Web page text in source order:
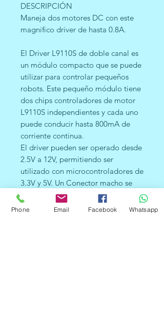
DESCRIPCIÓN
Maneja dos motores DC con este
magnifico driver de hasta 0.8A.
El Driver L9110S de doble canal es
un módulo compacto que se puede
utilizar para controlar pequeños
robots. Este pequeño módulo tiene
dos chips controladores de motor
L9110S independientes y cada uno
puede conducir hasta 800mA de
corriente continua.
El driver pueden ser operado desde
2.5V a 12V, permitiendo ser
utilizado con microcontroladores de
3.3V y 5V. Un Conector macho se
utiliza para conectar este módulo al
microcontrolador de su robot. Los
Phone Email Facebook Whatsapp